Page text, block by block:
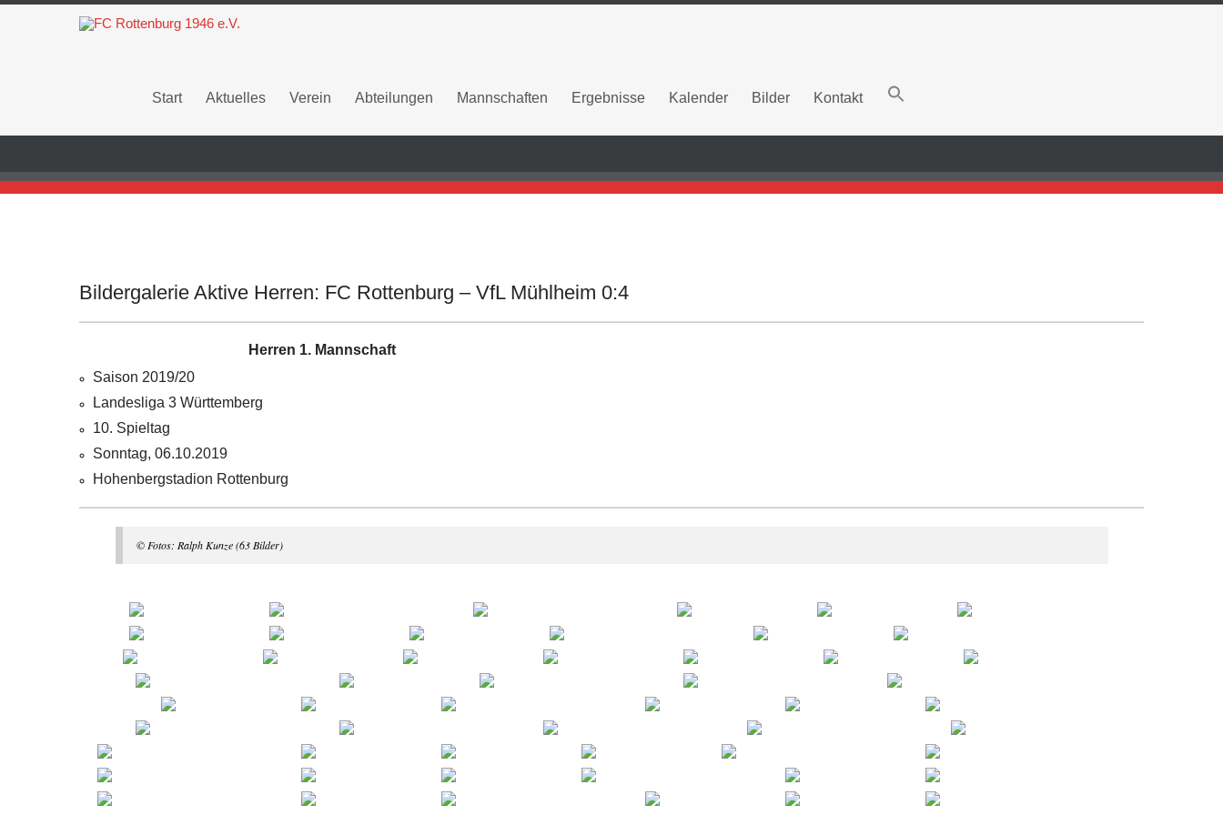
Start Aktuelles Verein Abteilungen Mannschaften Ergebnisse Kalender Bilder Kontakt
Bildergalerie Aktive Herren: FC Rottenburg – VfL Mühlheim 0:4
Herren 1. Mannschaft
Saison 2019/20
Landesliga 3 Württemberg
10. Spieltag
Sonntag, 06.10.2019
Hohenbergstadion Rottenburg
© Fotos: Ralph Kunze (63 Bilder)